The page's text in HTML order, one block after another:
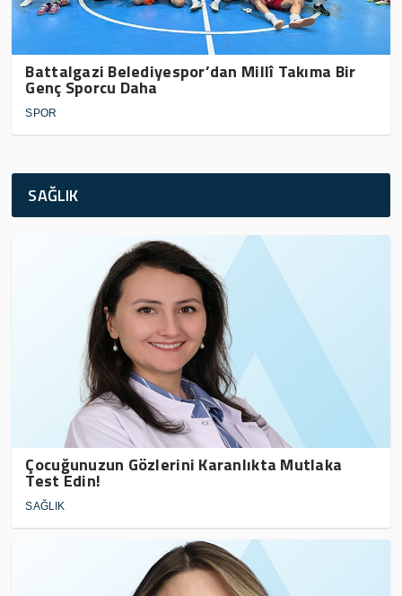
Battalgazi Belediyespor’dan Millî Takıma Bir
Genç Sporcu Daha
SPOR
SAĞLIK
Çocuğunuzun Gözlerini Karanlıkta Mutlaka
Test Edin!
SAĞLIK